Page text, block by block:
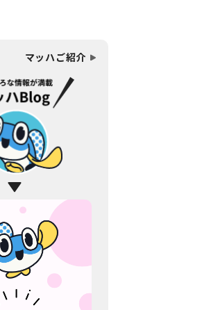
マッハご紹介